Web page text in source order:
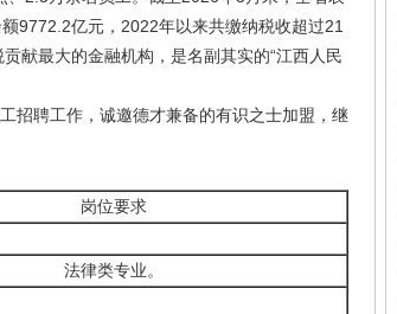
9772.2亿元，2022年以来共缴纳税收超过21
献最大的金融机构，是名副其实的“江西人民
聘工作，诚邀德才兼备的有识之士加盟，继
岗位要求
法律类专业。